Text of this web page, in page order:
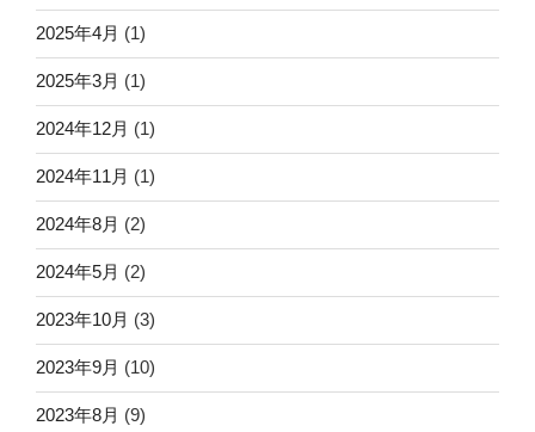
2025年4月 (1)
2025年3月 (1)
2024年12月 (1)
2024年11月 (1)
2024年8月 (2)
2024年5月 (2)
2023年10月 (3)
2023年9月 (10)
2023年8月 (9)